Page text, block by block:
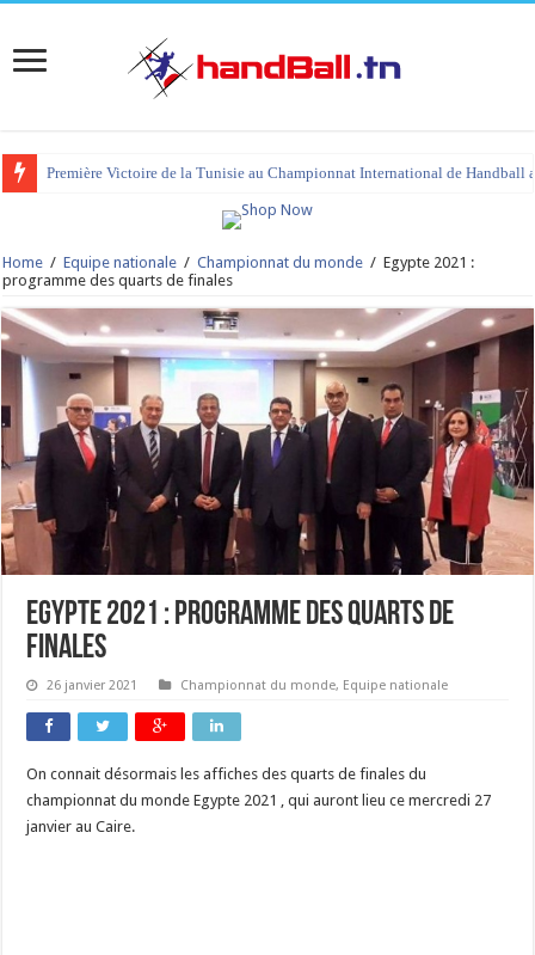
Première Victoire de la Tunisie au Championnat International de Handball
Home / Equipe nationale / Championnat du monde / Egypte 2021 :
programme des quarts de finales
Egypte 2021 : programme des quarts de
finales
26 janvier 2021 Championnat du monde, Equipe nationale
On connait désormais les affiches des quarts de finales du
championnat du monde Egypte 2021 , qui auront lieu ce mercredi 27
janvier au Caire.